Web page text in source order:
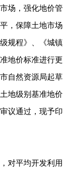
场，强化地价管
，保障土地市场
规程》、《城镇
地价标准进行更
自然资源局起草
地级别基准地价
议通过，现予印
对平均开发利用